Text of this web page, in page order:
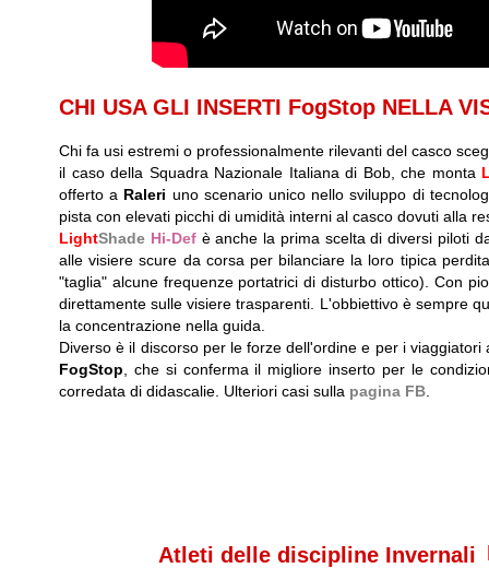
CHI USA GLI INSERTI FogStop NELLA
Chi fa usi estremi o professionalmente rilevanti del casco
il caso della Squadra Nazionale Italiana di Bob, che monta
offerto a Raleri uno scenario unico nello sviluppo di
pista con elevati picchi di umidità interni al casco dovuti alla
LightShade Hi-Defè anche la prima scelta di diversi piloti
alle visiere scure da corsa per bilanciare la loro tipica
"taglia" alcune frequenze portatrici di disturbo ottico). Con
direttamente sulle visiere trasparenti. L'obbiettivo è sempre
la concentrazione nella guida.
Diverso è il discorso per le forze dell'ordine e per i
FogStop , che si conferma il migliore inserto per le
corredata di didascalie. Ulteriori casi sulla pagina FB
Atleti delle discipline Invernali